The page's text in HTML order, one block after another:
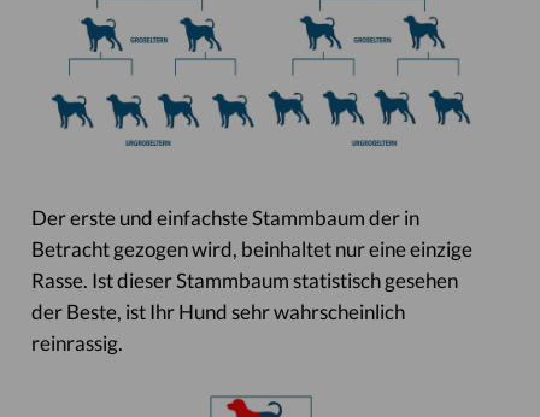
Der erste und einfachste Stammbaum der in
Betracht gezogen wird, beinhaltet nur eine einzige
Rasse. Ist dieser Stammbaum statistisch gesehen
der Beste, ist Ihr Hund sehr wahrscheinlich
reinrassig.